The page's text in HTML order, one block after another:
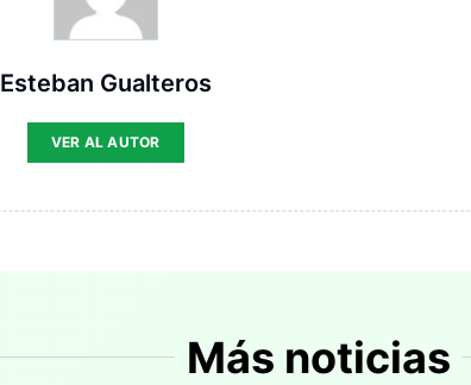
Esteban Gualteros
VER AL AUTOR
Más noticias